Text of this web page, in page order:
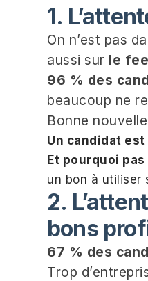
1.
On n’est pas
aussi sur le
96 % des
beaucoup ne
Bonne
Un candidat
Et pourquoi
un bon à utiliser
2.
bons
67 % des
Trop